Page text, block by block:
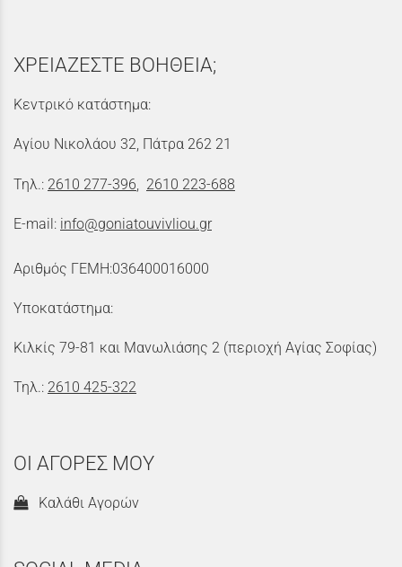
ΧΡΕΙΑΖΕΣΤΕ ΒΟΗΘΕΙΑ;
Κεντρικό κατάστημα:
Αγίου Νικολάου 32, Πάτρα 262 21
Τηλ.: 2610 277-396 2610 223-688
E-mail: info@goniatouvivliou.gr
Αριθμός ΓΕΜΗ:036400016000
Υποκατάστημα:
Κιλκίς 79-81 και Μανωλιάσης 2 (περιοχή Αγίας Σοφίας)
Τηλ.: 2610 425-322
ΟΙ ΑΓΟΡΕΣ ΜΟΥ
Καλάθι Αγορών